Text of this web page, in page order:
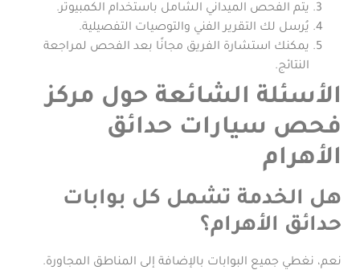
يتم الفحص الميداني الشامل باستخدام الكمبيوتر.
يُرسل لك التقرير الفني والتوصيات التفصيلية.
يمكنك استشارة الفريق مجانًا بعد الفحص لمراجعة
النتائج.
الأسئلة الشائعة حول مركز
فحص سيارات حدائق
الأهرام
هل الخدمة تشمل كل بوابات
حدائق الأهرام؟
نعم، نغطي جميع البوابات بالإضافة إلى المناطق المجاورة.